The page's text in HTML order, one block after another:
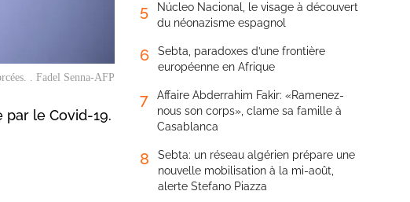
. Fadel Senna-AFP
le Covid-19.
5
Núcleo Nacional, le visage à découvert
du néonazisme espagnol
6
Sebta, paradoxes d’une frontière
européenne en Afrique
7
Affaire Abderrahim Fakir: «Ramenez-
nous son corps», clame sa famille à
Casablanca
8
Sebta: un réseau algérien prépare une
nouvelle mobilisation à la mi-août,
alerte Stefano Piazza